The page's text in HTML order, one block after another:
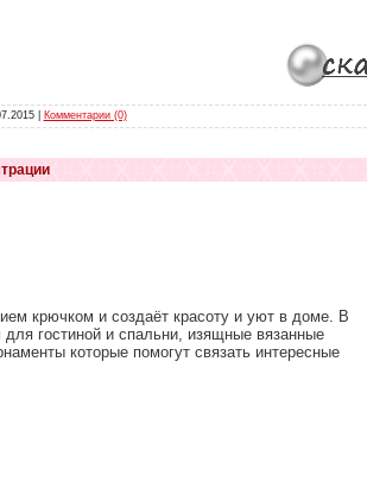
| Комментарии (0)
крючком и создаёт красоту и уют в доме. В
гостиной и спальни, изящные вязанные
которые помогут связать интересные